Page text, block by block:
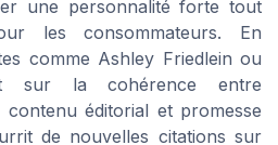
une personnalité forte tout
les consommateurs. En
comme Ashley Friedlein ou
sur la cohérence entre
contenu éditorial et promesse
de nouvelles citations sur